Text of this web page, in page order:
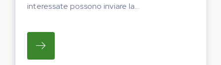
interessate possono inviare la...
SU REGIONE LAZIO E ARSIAL HANNO